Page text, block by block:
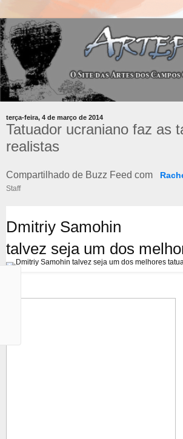
terça-feira, 4 de março de 2014
Tatuador ucraniano faz as
realistas
Compartilhado de Buzz Feed com
Staff
Dmitriy Samohin
talvez seja um dos